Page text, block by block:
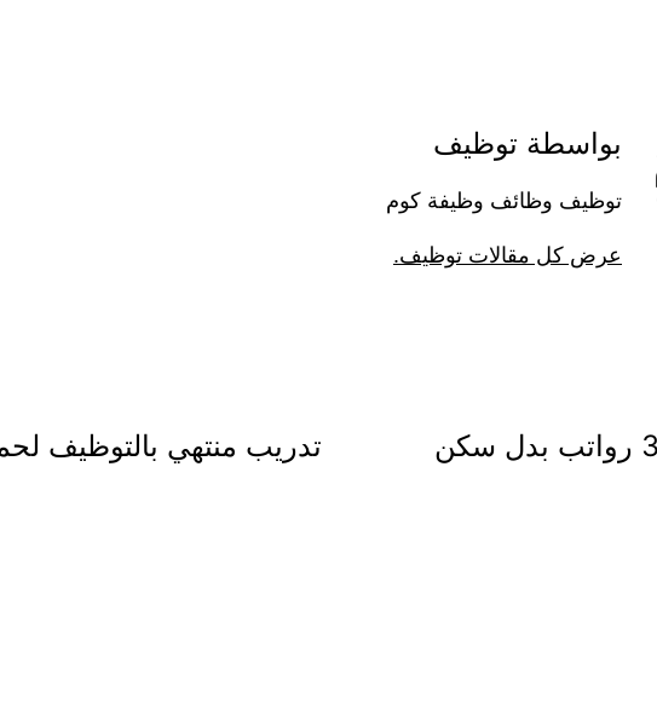
بواسطة توظيف
توظيف وظائف وظيفة كوم
عرض كل مقالات توظيف.
توصية في مجلس الشورى بصرف 3 رواتب بدل سكن
تدريب منتهي بالتوظيف